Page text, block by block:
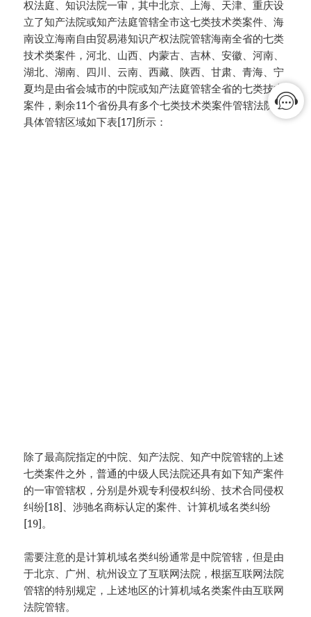
权法庭、知识法院一审，其中北京、上海、天津、重庆设
立了知产法院或知产法庭管辖全市这七类技术类案件、海
南设立海南自由贸易港知识产权法院管辖海南全省的七类
技术类案件，河北、山西、内蒙古、吉林、安徽、河南、
湖北、湖南、四川、云南、西藏、陕西、甘肃、青海、宁
夏均是由省会城市的中院或知产法庭管辖全省的七类技术
案件，剩余11个省份具有多个七类技术类案件管辖法院的
具体管辖区域如下表[17]所示：
除了最高院指定的中院、知产法院、知产中院管辖的上述
七类案件之外，普通的中级人民法院还具有如下知产案件
的一审管辖权，分别是外观专利侵权纠纷、技术合同侵权
纠纷[18]、涉驰名商标认定的案件、计算机域名类纠纷
[19]。
需要注意的是计算机域名类纠纷通常是中院管辖，但是由
于北京、广州、杭州设立了互联网法院，根据互联网法院
管辖的特别规定，上述地区的计算机域名类案件由互联网
法院管辖。